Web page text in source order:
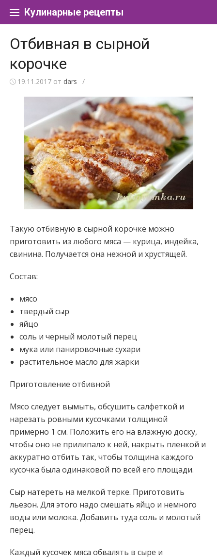
Кулинарные рецепты
Отбивная в сырной
корочке
19.11.2017 от dars /
Такую отбивную в сырной корочке можно
приготовить из любого мяса — курица, индейка,
свинина. Получается она нежной и хрустящей.
Состав:
мясо
твердый сыр
яйцо
соль и черный молотый перец
мука или панировочные сухари
растительное масло для жарки
Приготовление отбивной
Мясо следует вымыть, обсушить салфеткой и
нарезать ровными кусочками толщиной
примерно 1 см. Положить его на влажную доску,
чтобы оно не прилипало к ней, накрыть пленкой и
аккуратно отбить так, чтобы толщина каждого
кусочка была одинаковой по всей его площади.
Сыр натереть на мелкой терке. Приготовить
льезон. Для этого надо смешать яйцо и немного
воды или молока. Добавить туда соль и молотый
перец.
Каждый кусочек мяса обвалять в сыре и